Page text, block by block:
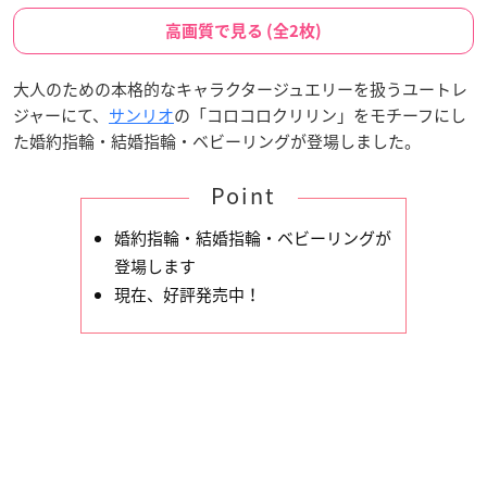
高画質で見る (全2枚)
大人のための本格的なキャラクタージュエリーを扱うユートレ
ジャーにて、 サンリオの「コロコロクリリン」をモチーフにし
た婚約指輪・結婚指輪・ベビーリングが登場しました。
Point
婚約指輪・結婚指輪・ベビーリングが
登場します
現在、好評発売中！